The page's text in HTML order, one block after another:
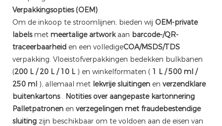
Verpakkingsopties (OEM)
Om de inkoop te stroomlijnen, bieden wij OEM-private
labelsmet meertalige artworkaan barcode-/QR-
traceerbaarheid en een volledigeCOA/MSDS/TDS
verpakking. Vloeistofverpakkingen bedekken bulkbanen
(200 L / 20 L / 10 L ) en winkelformaten ( 1 L / 500 ml /
250 ml ), allemaal met lekvrije sluitingen en verzendklare
buitenkartons. Notities over aangepaste kartonnering
Palletpatronen en verzegelingen met fraudebestendige
sluiting zijn beschikbaar om te voldoen aan de eisen van